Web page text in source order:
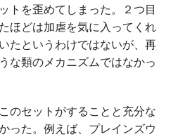
トを歪めてしまった。２つ目
ほどは加虐を気に入ってくれ
たというわけではないが、再
な類のメカニズムではなかっ
のセットがすることと充分な
った。例えば、プレインズウ